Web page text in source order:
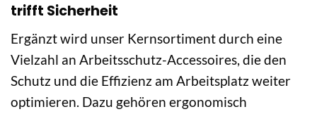
trifft Sicherheit
Ergänzt wird unser Kernsortiment durch eine
Vielzahl an Arbeitsschutz-Accessoires, die den
Schutz und die Effizienz am Arbeitsplatz weiter
optimieren. Dazu gehören ergonomisch